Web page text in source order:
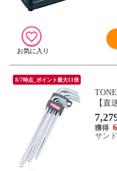
8/7時点_ポイント最大11倍
【直
時購
サン